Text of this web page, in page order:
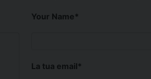
Your Name*
La tua email*